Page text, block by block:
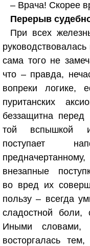
– Врача! Скорее
Перерыв
При всех
сама того не
что – правда,
вопреки логике,
пуританских
беззащитна
той вспышкой
поступает
внезапные
во вред их
пользу – всегда
сладостной боли,
Иными словами,
восторгалась